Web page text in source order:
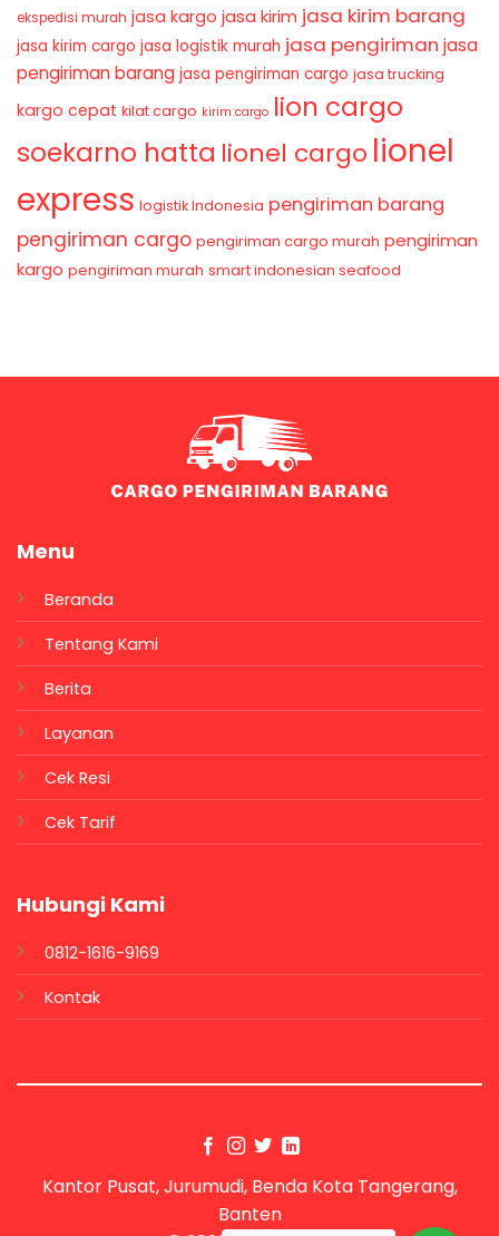
ekspedisi murah jasa kargo jasa kirim jasa kirim barang
jasa kirim cargo jasa logistik murah jasa pengiriman jasa
pengiriman barang jasa pengiriman cargo jasa trucking
kargo cepat kilat cargo kirim cargo lion cargo
soekarno hatta lionel cargo lionel
express logistik Indonesia pengiriman barang
pengiriman cargo pengiriman cargo murah pengiriman
kargo pengiriman murah smart indonesian seafood
Menu
Beranda
Tentang Kami
Berita
Layanan
Cek Resi
Cek Tarif
Hubungi Kami
0812-1616-9169
Kontak
Kantor Pusat, Jurumudi, Benda Kota Tangerang,
Banten